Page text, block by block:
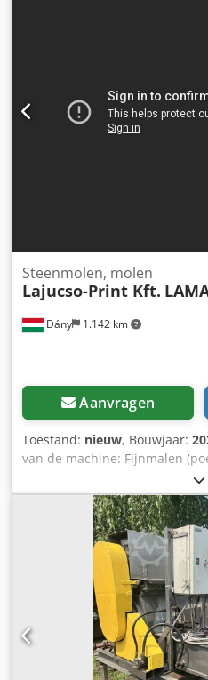
Dány 1.142 km
Steenmolen, molen
Lajucso-Print Kft.
Aanvragen
Toestand: nieuw, Bouwjaar:
van de machine: Fijnmalen
micron). Chodpoxvw Tkofx
stenen worden de deeltjes
waardoor het meel fijn en
producten kunnen worden
maïs, rijst, rogge,
oergraan. - Gedroogde
paprika, wortel, groente,
framboos, aardbei, zure kers,
(droge massa na oliepersing):
oliepompoen, hennepzaad,
druivenpitten. - Gedroogde